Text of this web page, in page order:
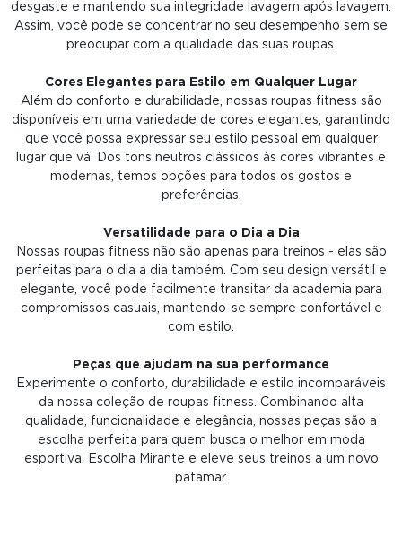
desgaste e mantendo sua integridade lavagem após lavagem.
Assim, você pode se concentrar no seu desempenho sem se
preocupar com a qualidade das suas roupas.
Cores Elegantes para Estilo em Qualquer Lugar
Além do conforto e durabilidade, nossas roupas fitness são
disponíveis em uma variedade de cores elegantes, garantindo
que você possa expressar seu estilo pessoal em qualquer
lugar que vá. Dos tons neutros clássicos às cores vibrantes e
modernas, temos opções para todos os gostos e
preferências.
Versatilidade para o Dia a Dia
Nossas roupas fitness não são apenas para treinos - elas são
perfeitas para o dia a dia também. Com seu design versátil e
elegante, você pode facilmente transitar da academia para
compromissos casuais, mantendo-se sempre confortável e
com estilo.
Peças que ajudam na sua performance
Experimente o conforto, durabilidade e estilo incomparáveis
da nossa coleção de roupas fitness. Combinando alta
qualidade, funcionalidade e elegância, nossas peças são a
escolha perfeita para quem busca o melhor em moda
esportiva. Escolha Mirante e eleve seus treinos a um novo
patamar.